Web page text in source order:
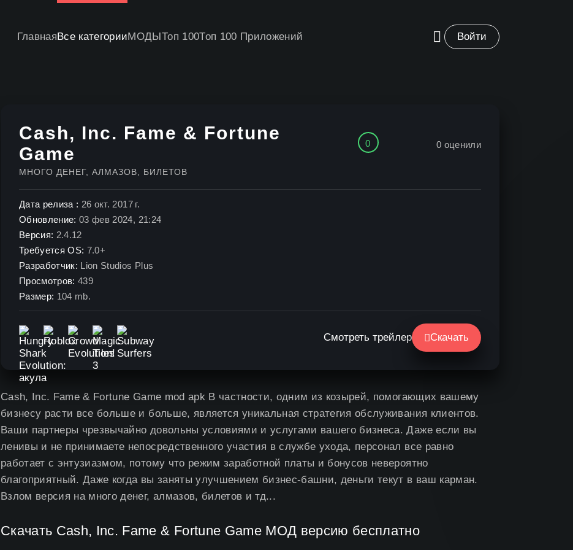
ГлавнаяВсе категорииМОДЫТоп 100Топ 100 Приложений Войти
Cash, Inc. Fame & Fortune
Game
0 0 оценили
МНОГО ДЕНЕГ, АЛМАЗОВ, БИЛЕТОВ
Дата релиза : 26 окт. 2017 г.
Обновление: 03 фев 2024, 21:24
Версия: 2.4.12
Требуется OS: 7.0+
Разработчик: Lion Studios Plus
Просмотров: 439
Размер: 104 mb.
Смотреть трейлер Скачать
Cash, Inc. Fame & Fortune Game mod apk В частности, одним из козырей, помогающих вашему
бизнесу расти все больше и больше, является уникальная стратегия обслуживания клиентов.
Ваши партнеры чрезвычайно довольны условиями и услугами вашего бизнеса. Даже если вы
ленивы и не принимаете непосредственного участия в службе ухода, персонал все равно
работает с энтузиазмом, потому что режим заработной платы и бонусов невероятно
благоприятный. Даже когда вы заняты улучшением бизнес-башни, деньги текут в ваш карман.
Взлом версия на много денег, алмазов, билетов и тд...
Скачать Cash, Inc. Fame & Fortune Game МОД версию бесплатно